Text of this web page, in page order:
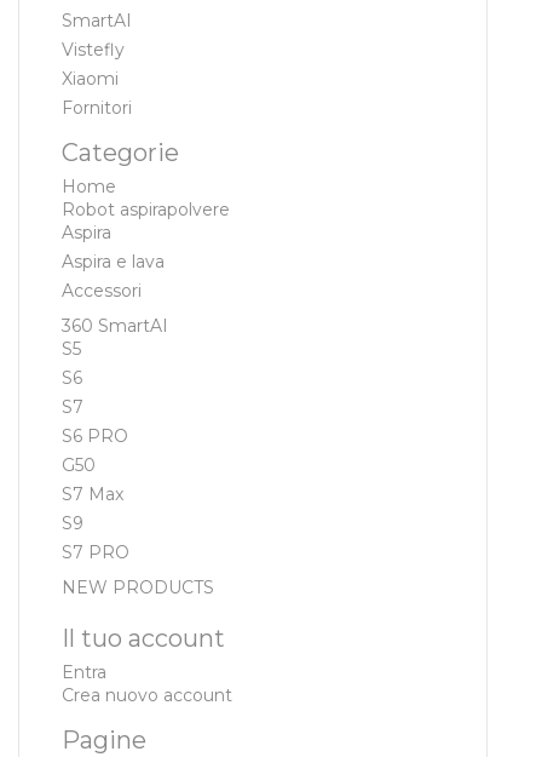
SmartAI
Vistefly
Xiaomi
Fornitori
Categorie
Home
Robot aspirapolvere
Aspira
Aspira e lava
Accessori
360 SmartAI
S5
S6
S7
S6 PRO
G50
S7 Max
S9
S7 PRO
NEW PRODUCTS
Il tuo account
Entra
Crea nuovo account
Pagine